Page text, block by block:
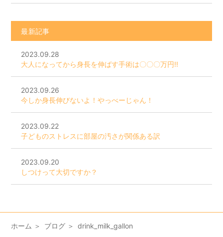
最新記事
2023.09.28
大人になってから身長を伸ばす手術は〇〇〇万円!!
2023.09.26
今しか身長伸びないよ！やっべーじゃん！
2023.09.22
子どものストレスに部屋の汚さが関係ある訳
2023.09.20
しつけって大切ですか？
ホーム ブログ drink_milk_gallon